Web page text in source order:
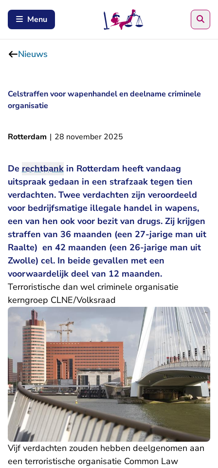
Menu
Nieuws
Celstraffen voor wapenhandel en deelname criminele
organisatie
Rotterdam | 28 november 2025
De rechtbank in Rotterdam heeft vandaag
uitspraak gedaan in een strafzaak tegen tien
verdachten. Twee verdachten zijn veroordeeld
voor bedrijfsmatige illegale handel in wapens,
een van hen ook voor bezit van drugs. Zij krijgen
straffen van 36 maanden (een 27-jarige man uit
Raalte) en 42 maanden (een 26-jarige man uit
Zwolle) cel. In beide gevallen met een
voorwaardelijk deel van 12 maanden.
Terroristische dan wel criminele organisatie
kerngroep CLNE/Volksraad
Vijf verdachten zouden hebben deelgenomen aan
een terroristische organisatie Common Law